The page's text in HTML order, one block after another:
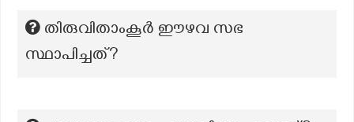
തിരുവിതാംകൂർ ഈഴവ സഭ
സ്ഥാപിച്ചത്?